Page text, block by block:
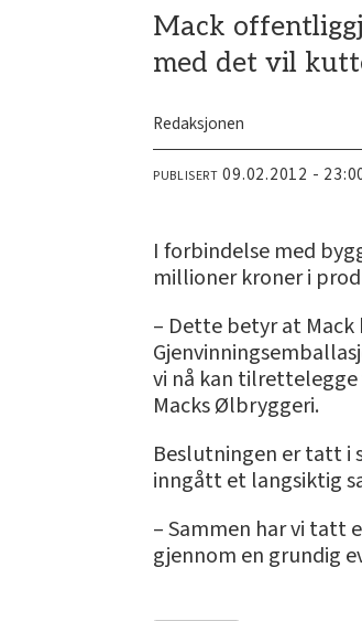
Mack
med det vil
Redaksjonen
PUBLISERT 09.02.2012 -
I forbindelse med
millioner kroner i
– Dette betyr at
vi nå kan
Macks Ølbryggeri.
Beslutningen er tatt i
inngått et langsiktig
– Sammen har vi tatt
gjennom en grundig